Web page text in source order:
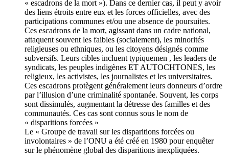
« escadrons de la mort »). Dans ce dernier cas, il peut y avoir
des liens étroits entre eux et les forces officielles, avec des
participations communes et/ou une absence de poursuites.
Ces escadrons de la mort, agissant dans un cadre national,
attaquent souvent les faibles (socialement), les minorités
religieuses ou ethniques, ou les citoyens désignés comme
subversifs. Leurs cibles incluent typiquemen , les leaders de
syndicats, les peuples indigènes ET AUTOCHTONES, les
religieux, les activistes, les journalistes et les universitaires.
Ces escadrons protègent généralement leurs donneurs d’ordre
par l’illusion d’une criminalité spontanée. Souvent, les corps
sont dissimulés, augmentant la détresse des familles et des
communautés. Ces cas sont connus sous le nom de
« disparitions forcées »
Le « Groupe de travail sur les disparitions forcées ou
involontaires » de l’ONU a été créé en 1980 pour enquêter
sur le phénomène global des disparitions inexpliquées.